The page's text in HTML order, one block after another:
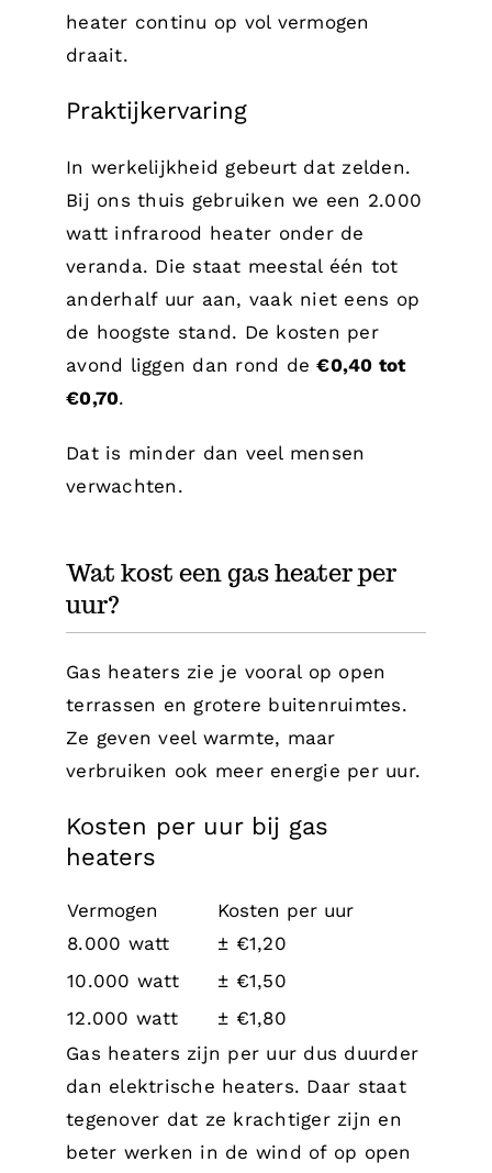
heater continu op vol vermogen
draait.
Praktijkervaring
In werkelijkheid gebeurt dat zelden.
Bij ons thuis gebruiken we een 2.000
watt infrarood heater onder de
veranda. Die staat meestal één tot
anderhalf uur aan, vaak niet eens op
de hoogste stand. De kosten per
avond liggen dan rond de€0,40 tot
€0,70.
Dat is minder dan veel mensen
verwachten.
Wat kost een gas heater per
uur?
Gas heaters zie je vooral op open
terrassen en grotere buitenruimtes.
Ze geven veel warmte, maar
verbruiken ook meer energie per uur.
Kosten per uur bij gas
heaters
Vermogen
Kosten per uur
8.000 watt
± €1,20
10.000 watt
± €1,50
12.000 watt
± €1,80
Gas heaters zijn per uur dus duurder
dan elektrische heaters. Daar staat
tegenover dat ze krachtiger zijn en
beter werken in de wind of op open